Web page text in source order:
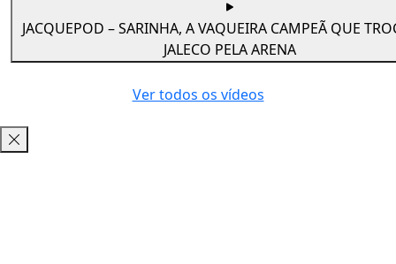
JACQUEPOD – SARINHA, A VAQUEIRA CAMPEÃ QUE
JALECO PELA ARENA
Ver todos os vídeos